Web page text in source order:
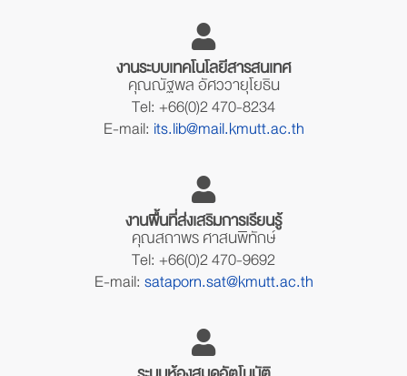
งานระบบเทคโนโลยีสารสนเทศ
คุณณัฐพล อัศววายุโยธิน
Tel: +66(0)2 470-8234
E-mail: its.lib@mail.kmutt.ac.th
งานพื้นที่ส่งเสริมการเรียนรู้
คุณสถาพร ศาสนพิทักษ์
Tel: +66(0)2 470-9692
E-mail: sataporn.sat@kmutt.ac.th